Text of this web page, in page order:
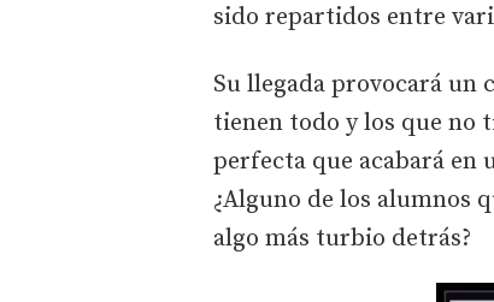
sido repartidos entre
Su llegada provocará un
tienen todo y los que no
perfecta que acabará en
¿Alguno de los alumnos
algo más turbio detrás?